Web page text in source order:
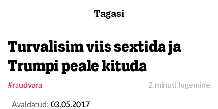
Tagasi
Turvalisim viis sextida ja
Trumpi peale kituda
#raudvara 2 minuti lugemine
Avaldatud: 03.05.2017